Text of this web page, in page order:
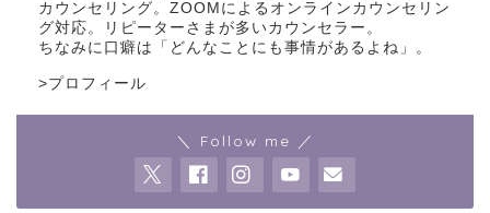
カウンセリング。ZOOMによるオンラインカウンセリン
グ対応。リピーターさまが多いカウンセラー。
ちなみに口癖は「どんなことにも事情があるよね」。
>プロフィール
＼ Follow me ／